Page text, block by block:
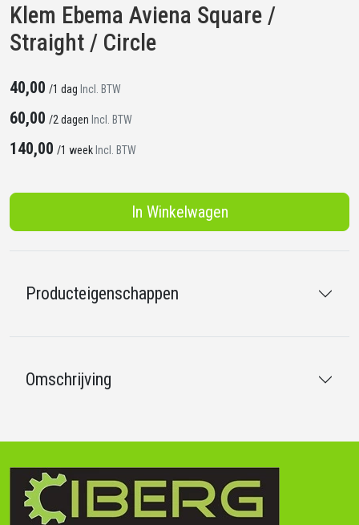
Klem Ebema Aviena Square /
Straight / Circle
40,00 /1 dag Incl. BTW
60,00 /2 dagen Incl. BTW
140,00 /1 week Incl. BTW
In Winkelwagen
Producteigenschappen
Omschrijving